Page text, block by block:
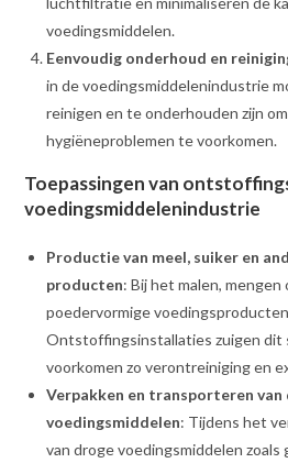
voedingsmiddelen.
Eenvoudig onderhoud en
in de voedingsmiddelenindustrie
reinigen en te onderhouden zijn
hygiëneproblemen te voorkomen.
Toepassingen van
voedingsmiddelenindustrie
Productie van meel, suiker en
producten: Bij het malen, mengen
poedervormige
Ontstoffingsinstallaties zuigen dit
voorkomen zo verontreiniging en
Verpakken en transporteren van
voedingsmiddelen: Tijdens het
van droge voedingsmiddelen zoals